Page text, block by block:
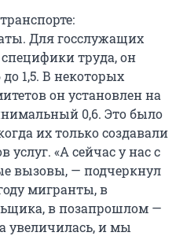
Для госслужащих
труда, он
1,5. В некоторых
он установлен на
0,6. Это было
их только создавали
«А сейчас у нас с
вызовы, — подчеркнул
мигранты, в
в позапрошлом —
увеличилась, и мы